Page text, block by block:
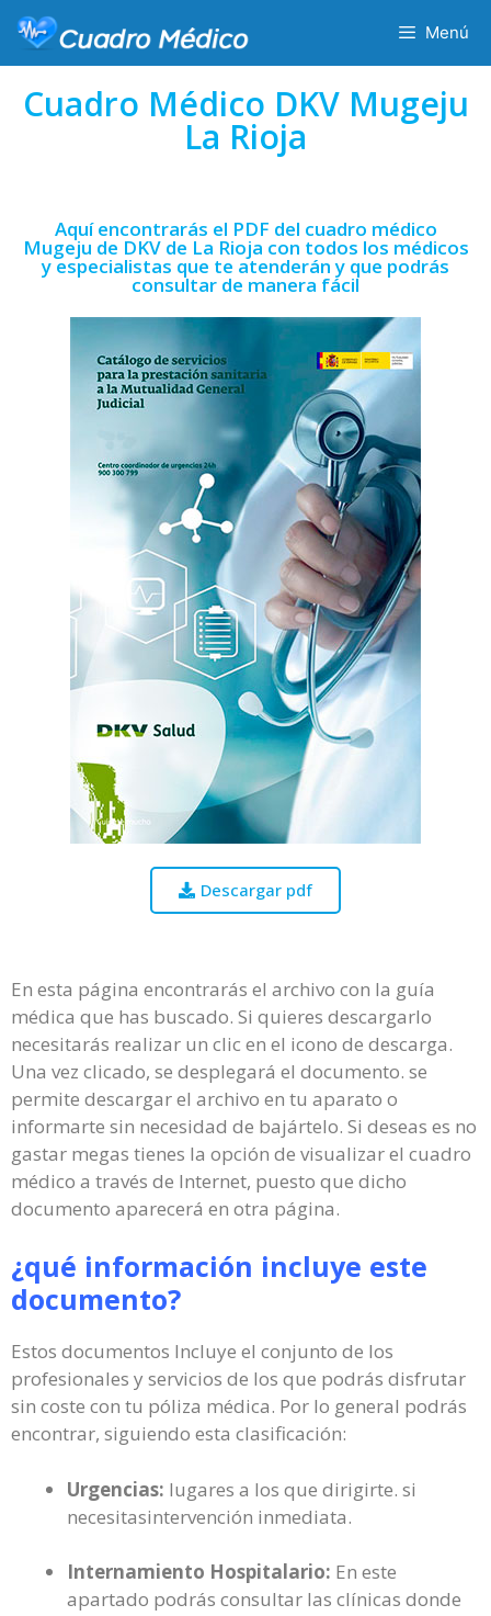
Menú
Cuadro Médico DKV Mugeju
La Rioja
Aquí encontrarás el PDF del cuadro médico
Mugeju de DKV de La Rioja con todos los médicos
y especialistas que te atenderán y que podrás
consultar de manera fácil
Descargar pdf
En esta página encontrarás el archivo con la guía
médica que has buscado. Si quieres descargarlo
necesitarás realizar un clic en el icono de descarga.
Una vez clicado, se desplegará el documento. se
permite descargar el archivo en tu aparato o
informarte sin necesidad de bajártelo. Si deseas es no
gastar megas tienes la opción de visualizar el cuadro
médico a través de Internet, puesto que dicho
documento aparecerá en otra página.
¿qué información incluye este
documento?
Estos documentos Incluye el conjunto de los
profesionales y servicios de los que podrás disfrutar
sin coste con tu póliza médica. Por lo general podrás
encontrar, siguiendo esta clasificación:
Urgencias: lugares a los que dirigirte. si
necesitasintervención inmediata.
Internamiento Hospitalario: En este
apartado podrás consultar las clínicas donde